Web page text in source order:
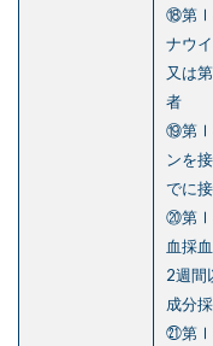
⑱第Ⅰ
ナウ
又は
者
⑲第Ⅰ
ンを
でに
⑳第Ⅰ
血採
2週間
成分
㉑第Ⅰ